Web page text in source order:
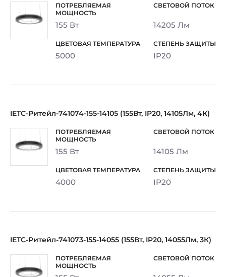
155 Вт 14205 Лм
5000 IP20
IETC-Ритейл-741074-155-14105 (155Вт, IP20, 14105Лм, 4К)
155 Вт 14105 Лм
4000 IP20
IETC-Ритейл-741073-155-14055 (155Вт, IP20, 14055Лм, 3К)